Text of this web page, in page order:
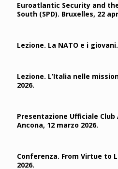
Euroatlantic Security and
South (SPD). Bruxelles, 22
Lezione. La NATO e i
Lezione. L’Italia nelle
2026.
Presentazione Ufficiale
Ancona, 12 marzo 2026.
Conferenza. From Virtue to
2026.